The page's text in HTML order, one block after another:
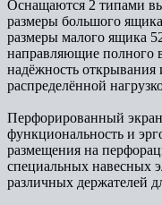
Оснащаются 2 типами
размеры большого
размеры малого ящика
направляющие полного
надёжность
распределённой
Перфорированный
функциональность и
размещения на
специальных навесных
различных держателей